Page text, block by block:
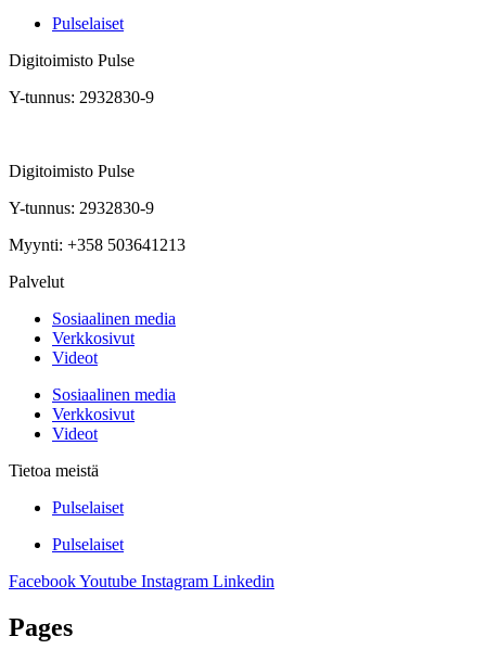
Pulselaiset
Digitoimisto Pulse
Y-tunnus: 2932830-9
Digitoimisto Pulse
Y-tunnus: 2932830-9
Myynti: +358 503641213
Palvelut
Sosiaalinen media
Verkkosivut
Videot
Sosiaalinen media
Verkkosivut
Videot
Tietoa meistä
Pulselaiset
Pulselaiset
FacebookYoutube Instagram Linkedin
Pages